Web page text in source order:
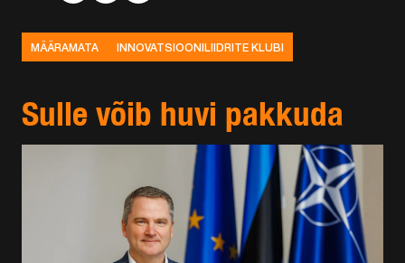
MÄÄRAMATA INNOVATSIOONILIIDRITE KLUBI
Sulle võib huvi pakkuda